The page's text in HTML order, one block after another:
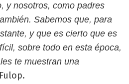
y nosotros, como padres
Sabemos que, para
y que es cierto que es
sobre todo en esta época,
te muestran una